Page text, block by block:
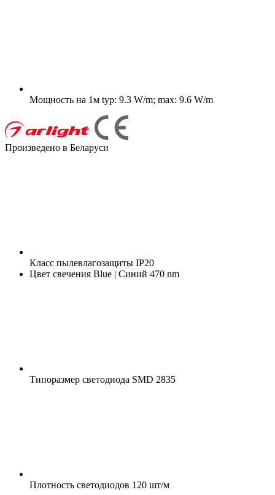
Мощность на 1м typ: 9.3 W/m; max: 9.6 W/m
Произведено в Беларуси
Класс пылевлагозащиты IP20
Цвет свечения Blue | Синий 470 nm
Типоразмер светодиода SMD 2835
Плотность светодиодов 120 шт/м